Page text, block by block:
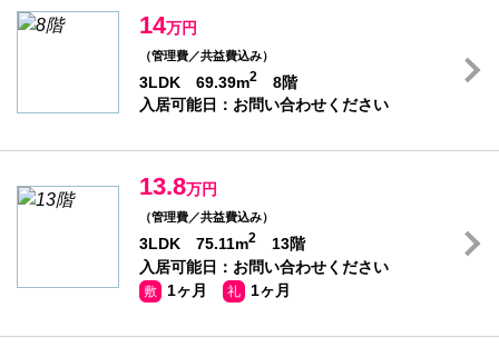
14万円
（管理費／共益費込み）
3LDK 69.39m2
8階
入居可能日：お問い合わせください
13.8万円
（管理費／共益費込み）
3LDK 75.11m2
13階
入居可能日：お問い合わせください
敷 1ヶ月 礼 1ヶ月